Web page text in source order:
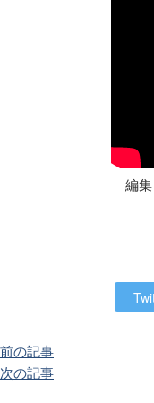
編
前の記事
次の記事